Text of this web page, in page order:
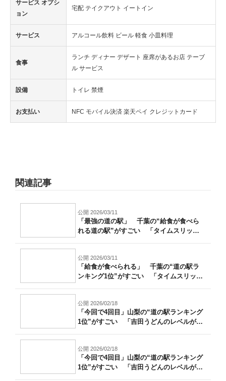
サービス オプシ
ョン
宅配 テイクアウト イートイン
サービス アルコール飲料 ビール 軽食 小皿料理
食事
ランチ ディナー デザート 座席があるお店 テーブ
ル サービス
設備 トイレ 禁煙
お支払い NFC モバイル決済 楽天ペイ クレジットカード
関連記事
公開 2026/03/11
「最強の道の駅」 千葉の“給食が食べら
れる道の駅”がすごい 「タイムスリップ
公開 2026/03/11
「給食が食べられる」 千葉の“道の駅ラ
ンキング1位”がすごい 「タイムスリップ
公開 2026/02/18
「今回で4回目」山梨の“道の駅ランキング
1位”がすごい 「吉田うどんのレベルが
公開 2026/02/18
「今回で4回目」山梨の“道の駅ランキング
1位”がすごい 「吉田うどんのレベルが